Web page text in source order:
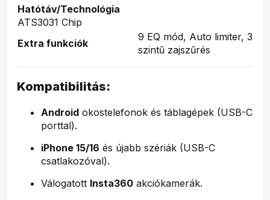
Hatótáv/Technológia
ATS3031 Chip
Extra funkciók
9 EQ mód, Auto limiter, 3
szintű zajszűrés
Kompatibilitás:
Android okostelefonok és táblagépek (USB-C
porttal).
iPhone 15/16 és újabb szériák (USB-C
csatlakozóval).
Válogatott Insta360 akciókamerák.